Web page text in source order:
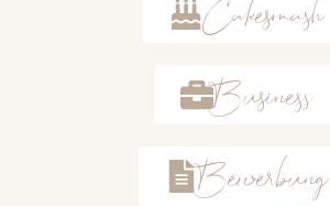
Cakesmash
Business
Bewerbung